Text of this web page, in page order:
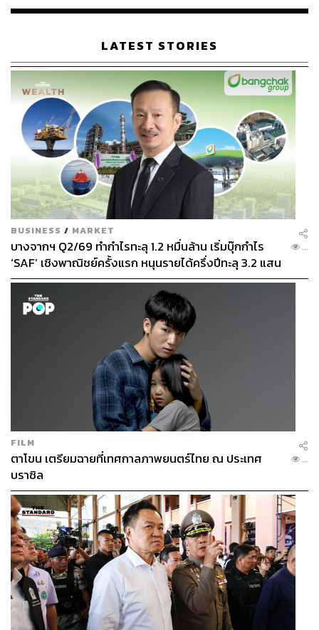
เรือนไทยที่ถูกซุกไว้
LATEST STORIES
BUSINESS / MARKET
บางจากฯ Q2/69 ทำกำไรทะลุ 1.2 หมื่นล้าน เริ่มบุ๊กกำไร
‘SAF’ เชิงพาณิชย์ครั้งแรก หนุนรายได้ครึ่งปีทะลุ 3.2 แสน
ล้าน
...
FILM
ตาโขน เตรียมฉายที่เทศกาลภาพยนตร์ไทย ณ ประเทศ
บราซิล
...